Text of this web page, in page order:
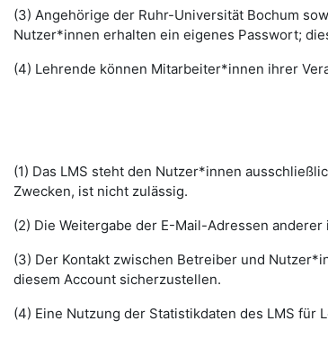
(3) Angehörige der Ruhr-Universität Bochum
Nutzer*innen erhalten ein eigenes Passwort;
(4) Lehrende können Mitarbeiter*innen ihrer
(1) Das LMS steht den Nutzer*innen
Zwecken, ist nicht zulässig.
(2) Die Weitergabe der E-Mail-Adressen
(3) Der Kontakt zwischen Betreiber und
diesem Account sicherzustellen.
(4) Eine Nutzung der Statistikdaten des LMS